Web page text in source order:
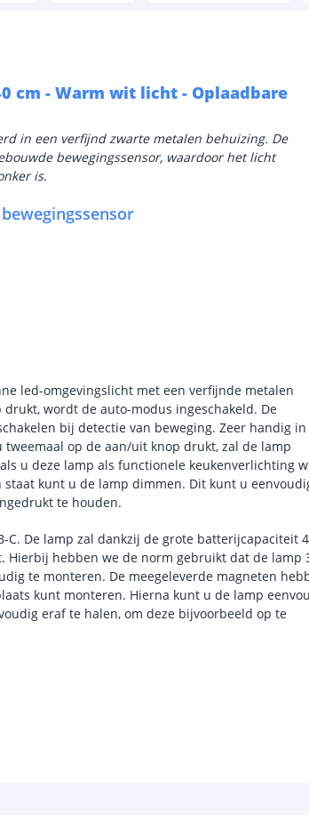
cm - Warm wit licht - Oplaadbare
in een verfijnd zwarte metalen behuizing. De
bewegingssensor, waardoor het licht
is.
led-omgevingslicht met een verfijnde metalen
wordt de auto-modus ingeschakeld. De
bij detectie van beweging. Zeer handig in
op de aan/uit knop drukt, zal de lamp
u deze lamp als functionele keukenverlichting
kunt u de lamp dimmen. Dit kunt u
te houden.
C. De lamp zal dankzij de grote batterijcapaciteit
Hierbij hebben we de norm gebruikt dat de lamp
te monteren. De meegeleverde magneten
kunt monteren. Hierna kunt u de lamp
eraf te halen, om deze bijvoorbeeld op te